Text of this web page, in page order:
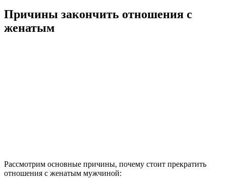
Причины закончить отношения с
женатым
Рассмотрим основные причины, почему стоит прекратить
отношения с женатым мужчиной: